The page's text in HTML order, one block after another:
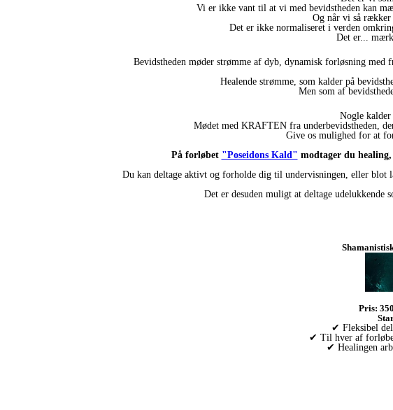
Vi er ikke vant til at vi med bevidstheden kan
Og når vi så rækker
Det er ikke normaliseret i verden
Det er...
Bevidstheden møder strømme af dyb, dynamisk forløsning med
Healende strømme, som kalder på
Men som af
Nogle kalder
Mødet med KRAFTEN fra underbevidstheden,
Give os mulighed for at
På forløbet "Poseidons Kald" modtager du
Du kan deltage aktivt og forholde dig til undervisningen, eller
Det er desuden muligt at deltage
Pris:
✔ Fleksibel
✔ Til hver af
✔ Healingen